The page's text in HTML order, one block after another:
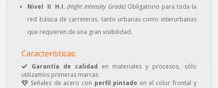
Nivel II H.I.(Hight Intensity Grade)Obligatorio para toda la
red básica de carreteras, tanto urbanas como interurbanas
que requieren de una gran visibilidad.
Características:
Garantía de calidad en materiales y procesos, sólo
utilizamos primeras marcas
Señales de acero con perfil pintado en el color frontal y